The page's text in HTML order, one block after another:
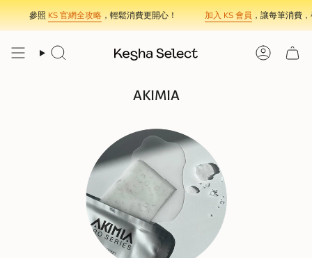
Skip
to
content
參照KS 官網全攻略，輕鬆消費更開心！ 加入 KS 會員，讓每筆消費，都
Search Account
AKIMIA